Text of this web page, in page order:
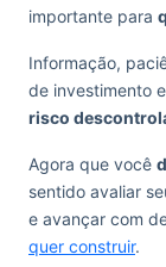
importante para
Informação,
de investimento
risco
Agora que você
sentido avaliar
e avançar com
quer construir.